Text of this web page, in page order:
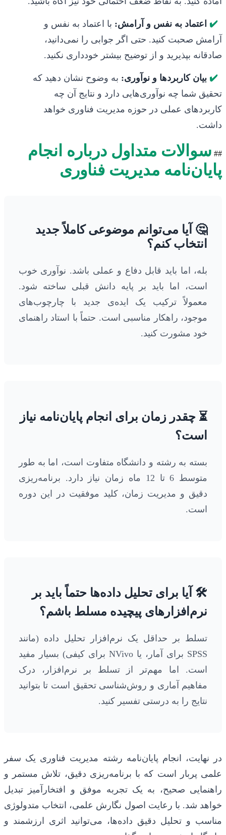
✔️ اعتماد به نفس و آرامش: با اعتماد به نفس و
آرامش صحبت کنید. حتی اگر جوابی را نمی‌دانید،
صادقانه بپذیرید و از توضیح بیشتر خودداری نکنید.
✔️ بیان کاربردها و نوآوری: به وضوح نشان دهید که
تحقیق شما چه نوآوری‌هایی دارد و نتایج آن چه
کاربردهای عملی در حوزه مدیریت فناوری خواهد
داشت.
## سوالات متداول درباره انجام
پایان‌نامه مدیریت فناوری
🤔 آیا می‌توانم موضوعی کاملاً جدید
انتخاب کنم؟
بله، اما باید قابل دفاع و عملی باشد. نوآوری خوب
است، اما باید بر پایه دانش قبلی ساخته شود.
معمولاً ترکیب یک ایده‌ی جدید با چارچوب‌های
موجود، راهکار مناسبی است. حتماً با استاد راهنمای
خود مشورت کنید.
⏳ چقدر زمان برای انجام پایان‌نامه نیاز
است؟
بسته به رشته و دانشگاه متفاوت است، اما به طور
متوسط 6 تا 12 ماه زمان نیاز دارد. برنامه‌ریزی
دقیق و مدیریت زمان، کلید موفقیت در این دوره
است.
🛠️ آیا برای تحلیل داده‌ها حتماً باید بر
نرم‌افزارهای پیچیده مسلط باشم؟
تسلط بر حداقل یک نرم‌افزار تحلیل داده (مانند
SPSS برای آمار، یا NVivo برای کیفی) بسیار مفید
است. اما مهم‌تر از تسلط بر نرم‌افزار، درک
مفاهیم آماری و روش‌شناسی تحقیق است تا بتوانید
نتایج را به درستی تفسیر کنید.
در نهایت، انجام پایان‌نامه رشته مدیریت فناوری یک سفر
علمی پربار است که با برنامه‌ریزی دقیق، تلاش مستمر و
راهنمایی صحیح، به یک تجربه موفق و افتخارآمیز تبدیل
خواهد شد. با رعایت اصول نگارش علمی، انتخاب متدولوژی
مناسب و تحلیل دقیق داده‌ها، می‌توانید اثری ارزشمند و